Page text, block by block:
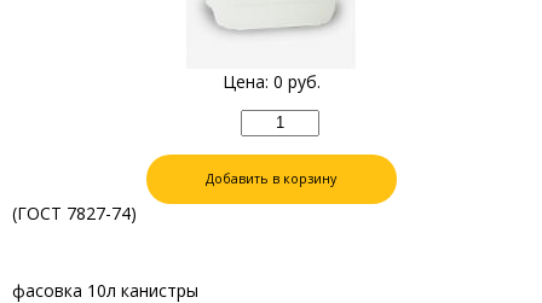
Цена: 0 руб.
Добавить в корзину
(ГОСТ 7827-74)
фасовка 10л канистры